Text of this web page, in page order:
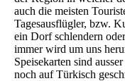
auch die meisten
Tagesausflügler, bzw.
ein Dorf schlendern
immer wird um uns
Speisekarten sind
noch auf Türkisch